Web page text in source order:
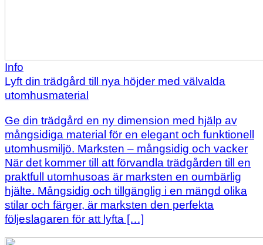
Info
Lyft din trädgård till nya höjder med välvalda
utomhusmaterial
Ge din trädgård en ny dimension med hjälp av
mångsidiga material för en elegant och funktionell
utomhusmiljö. Marksten – mångsidig och vacker
När det kommer till att förvandla trädgården till en
praktfull utomhusoas är marksten en oumbärlig
hjälte. Mångsidig och tillgänglig i en mängd olika
stilar och färger, är marksten den perfekta
följeslagaren för att lyfta […]